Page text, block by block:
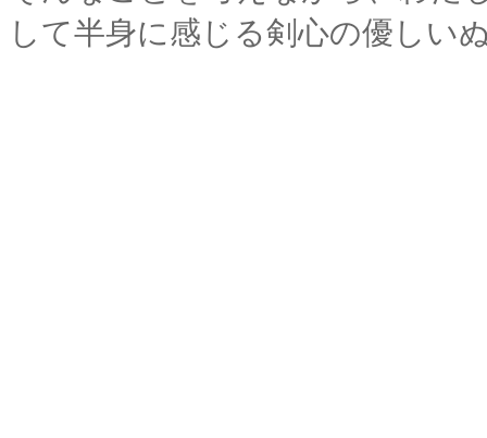
して半身に感じる剣心の優しい